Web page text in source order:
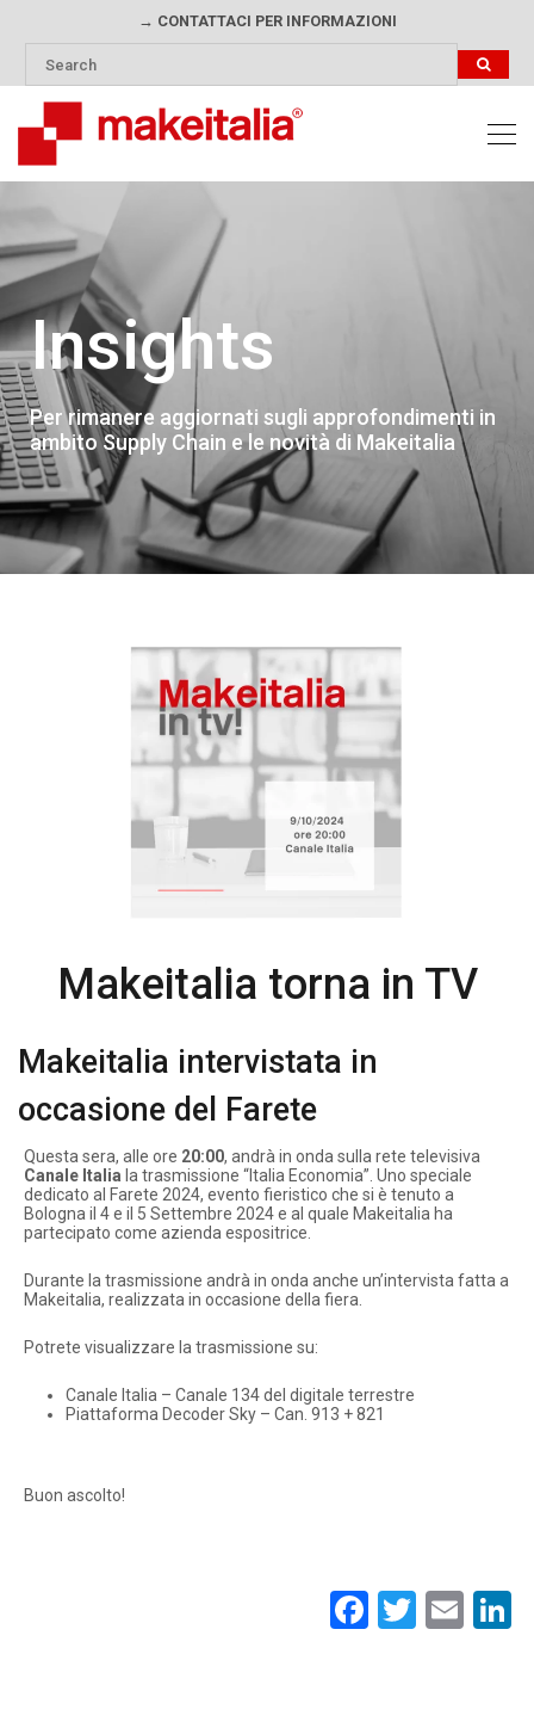
→ CONTATTACI PER INFORMAZIONI
Insights
Per rimanere aggiornati sugli approfondimenti in
ambito Supply Chain e le novità di Makeitalia
Makeitalia torna in TV
Makeitalia intervistata in
occasione del Farete
Questa sera, alle ore 20:00, andrà in onda sulla rete televisiva
Canale Italia la trasmissione “Italia Economia”. Uno speciale
dedicato al Farete 2024, evento fieristico che si è tenuto a
Bologna il 4 e il 5 Settembre 2024 e al quale Makeitalia ha
partecipato come azienda espositrice.
Durante la trasmissione andrà in onda anche un’intervista fatta a
Makeitalia, realizzata in occasione della fiera.
Potrete visualizzare la trasmissione su:
Canale Italia – Canale 134 del digitale terrestre
Piattaforma Decoder Sky – Can. 913 + 821
Buon ascolto!
Facebook